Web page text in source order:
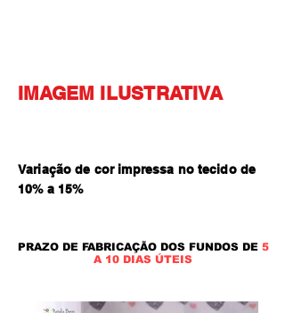
IMAGEM ILUSTRATIVA
Variação de cor impressa no tecido de
10% a 15%
PRAZO DE FABRICAÇÃO DOS FUNDOS DE 5
A 10 DIAS ÚTEIS